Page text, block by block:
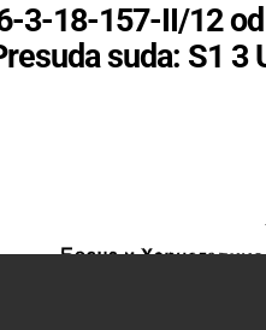
3-18-157-II/12
suda: S1 3